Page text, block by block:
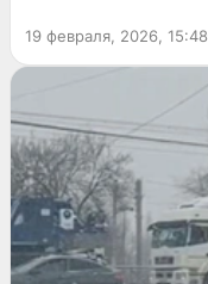
19 февраля, 2026, 15:48